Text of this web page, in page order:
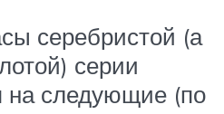
серебристой (а
серии
на следующие (по